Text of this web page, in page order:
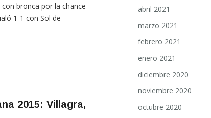
bronca por la chance
1-1 con Sol de
2015: Villagra,
abril 2021
marzo 2021
febrero 2021
enero 2021
diciembre 2020
noviembre 2020
octubre 2020